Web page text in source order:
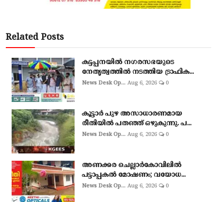
Related Posts
കട്ടപ്പനയിൽ നഗരസഭയുടെ
നേതൃത്വത്തിൽ നടത്തിയ ട്രാഫിക...
News Desk Op... Aug 6, 2026 0
കൂട്ടാർ പുഴ അസാധാരണമായ
രീതിയിൽ പതഞ്ഞ് ഒഴുകുന്നു. പ...
News Desk Op... Aug 6, 2026 0
അണക്കര ചെല്ലാര്‍കോവിലില്‍
പട്ടാപ്പകല്‍ മോഷണം; വയോധ...
News Desk Op... Aug 6, 2026 0